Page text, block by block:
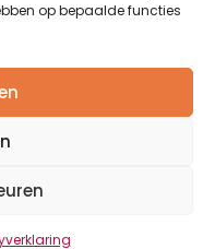
op bepaalde functies
het laatste nieuws en
Instituut?